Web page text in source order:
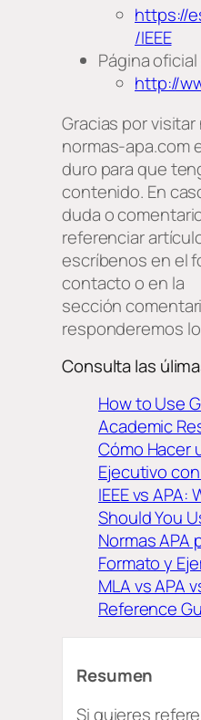
https://
/IEEE
Página
http://
Gracias por
normas-apa.com
duro para que
contenido. En
duda o
referenciar
escríbenos en el
contacto o en la
sección
responderemos
Consulta las
How to Use
Academic
Cómo Hacer
Ejecutivo
IEEE vs
Should You
Normas APA
Formato y
MLA vs APA
Reference
Resumen
Si quieres